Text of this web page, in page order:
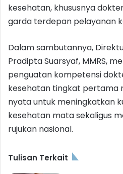
kesehatan, khususnya
garda terdepan pelayanan
Dalam sambutannya,
Pradipta Suarsyaf, MMRS,
penguatan kompetensi
kesehatan tingkat pertama
nyata untuk meningkatkan
kesehatan mata sekaligus
rujukan nasional.
Tulisan Terkait